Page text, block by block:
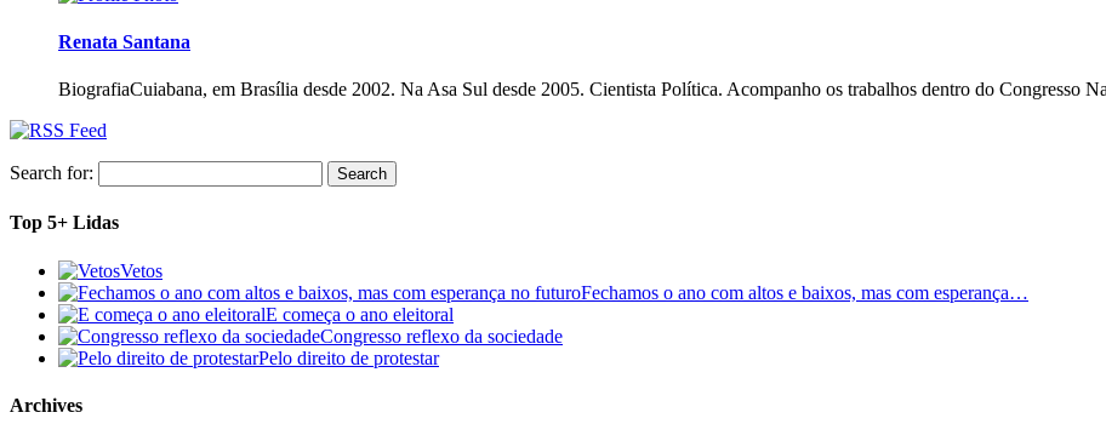
Renata Santana
BiografiaCuiabana, em Brasília desde 2002. Na Asa Sul desde 2005. Cientista Política. Acompanho os trabalhos dentro do Congresso
Search for:
Top 5+ Lidas
Vetos
Fechamos o ano com altos e baixos, mas com esperança…
E começa o ano eleitoral
Congresso reflexo da sociedade
Pelo direito de protestar
Archives